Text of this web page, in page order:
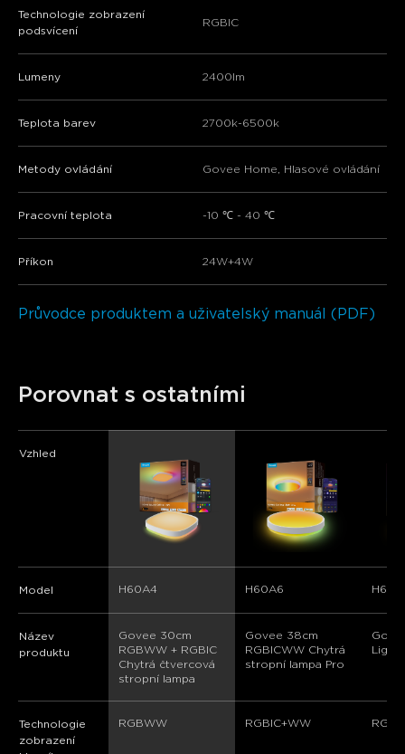
Technologie zobrazení
podsvícení
RGBIC
Lumeny 2400lm
Teplota barev 2700k-6500k
Metody ovládání Govee Home, Hlasové ovládání
Pracovní teplota -10 ℃ - 40 ℃
Příkon 24W+4W
Průvodce produktem a uživatelský manuál (PDF)
Porovnat s ostatními
Vzhled
Model H60A4 H60A6
Název
produktu
Govee 30cm
RGBWW + RGBIC
Chytrá čtvercová
stropní lampa
Govee 38cm
RGBICWW Chytrá
stropní lampa Pro
Light
Technologie
zobrazení
RGBWW RGBIC+WW